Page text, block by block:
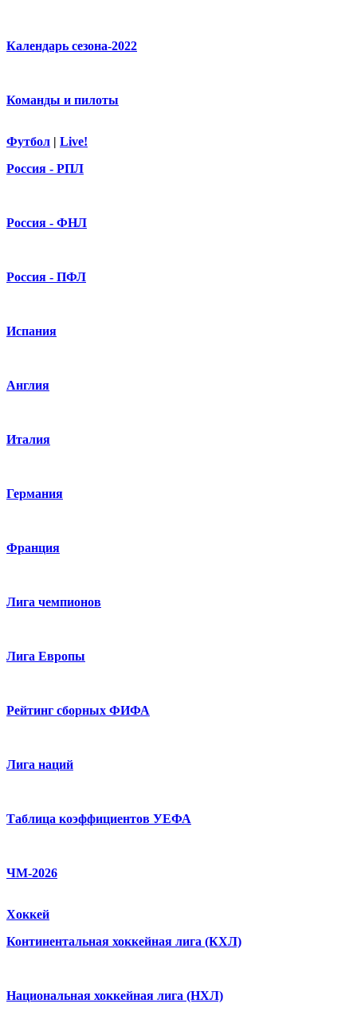
Календарь сезона-2022
Команды и пилоты
Футбол | Live!
Россия - РПЛ
Россия - ФНЛ
Россия - ПФЛ
Испания
Англия
Италия
Германия
Франция
Лига чемпионов
Лига Европы
Рейтинг сборных ФИФА
Лига наций
Таблица коэффициентов УЕФА
ЧМ-2026
Хоккей
Континентальная хоккейная лига (КХЛ)
Национальная хоккейная лига (НХЛ)